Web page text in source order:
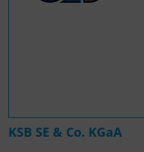
KSB SE & Co. KGaA